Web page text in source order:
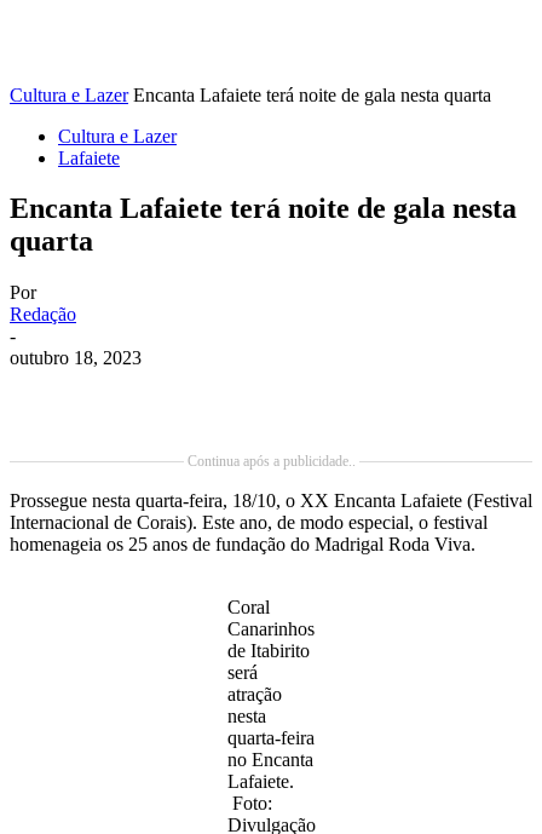
Cultura e Lazer Encanta Lafaiete terá noite de gala nesta quarta
Cultura e Lazer
Lafaiete
Encanta Lafaiete terá noite de gala nesta
quarta
Por
Redação
-
outubro 18, 2023
Continua após a publicidade..
Prossegue nesta quarta-feira, 18/10, o XX Encanta Lafaiete (Festival
Internacional de Corais). Este ano, de modo especial, o festival
homenageia os 25 anos de fundação do Madrigal Roda Viva.
Coral
Canarinhos
de Itabirito
será
atração
nesta
quarta-feira
no Encanta
Lafaiete.
Foto:
Divulgação